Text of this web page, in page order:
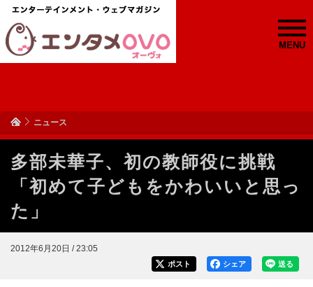
MENU
ニュース
多部未華子、初の教師役に挑戦
「初めて子どもをかわいいと思っ
た」
2012年6月20日 / 23:05
送る
シェア
ポスト